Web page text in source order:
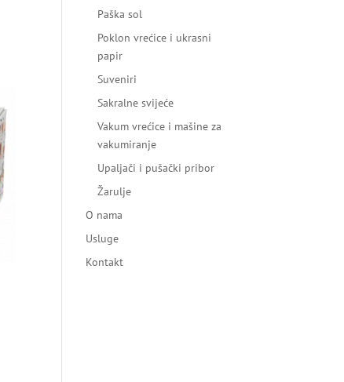
Paška sol
Poklon vrećice i ukrasni
papir
Suveniri
Sakralne svijeće
Vakum vrećice i mašine za
vakumiranje
Upaljači i pušački pribor
Žarulje
O nama
Usluge
Kontakt